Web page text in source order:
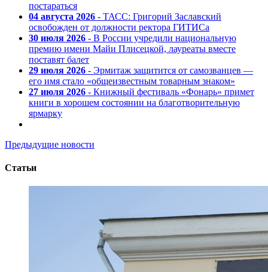
постараться
04 августа 2026 - ТАСС: Григорий Заславский
освобожден от должности ректора ГИТИСа
30 июля 2026 - В России учредили национальную
премию имени Майи Плисецкой, лауреаты вместе
поставят балет
29 июля 2026 - Эрмитаж защитится от самозванцев —
его имя стало «общеизвестным товарным знаком»
27 июля 2026 - Книжный фестиваль «Фонарь» примет
книги в хорошем состоянии на благотворительную
ярмарку
Предыдущие новости
Статьи